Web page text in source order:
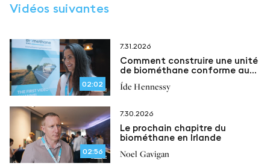
Vidéos suivantes
02:02
7.31.2026
Comment construire une unité
de biométhane conforme aux
réglementations
Íde Hennessy
02:56
7.30.2026
Le prochain chapitre du
biométhane en Irlande
Noel Gavigan